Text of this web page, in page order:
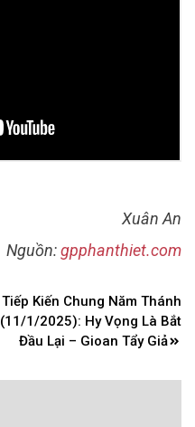
Xuân An
Nguồn:gpphanthiet.com
Tiếp Kiến Chung Năm Thánh
(11/1/2025): Hy Vọng Là Bắt
Đầu Lại – Gioan Tẩy Giả